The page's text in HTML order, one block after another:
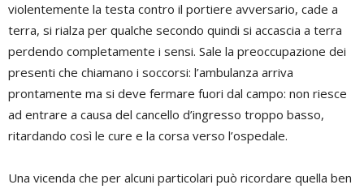
violentemente la testa contro il portiere avversario, cade a
terra, si rialza per qualche secondo quindi si accascia a terra
perdendo completamente i sensi. Sale la preoccupazione dei
presenti che chiamano i soccorsi: l’ambulanza arriva
prontamente ma si deve fermare fuori dal campo: non riesce
ad entrare a causa del cancello d’ingresso troppo basso,
ritardando così le cure e la corsa verso l’ospedale.
Una vicenda che per alcuni particolari può ricordare quella ben